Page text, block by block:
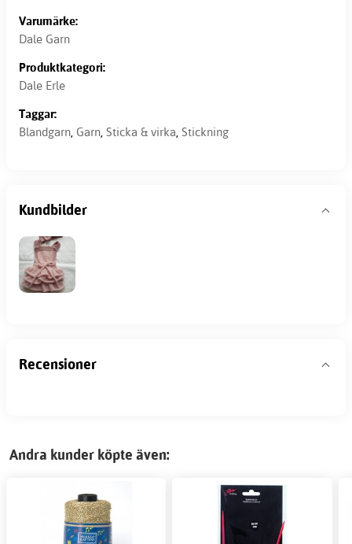
Varumärke:
Dale Garn
Produktkategori:
Dale Erle
Taggar:
Blandgarn, Garn, Sticka & virka, Stickning
Kundbilder
Recensioner
Andra kunder köpte även: